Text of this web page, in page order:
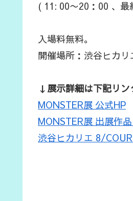
( 11: 00〜20：00 、
入場料無料。
開催場所：渋谷ヒカ
↓展示詳細は下記リン
MONSTER展 公式HP
MONSTER展 出展作
渋谷ヒカリエ 8/